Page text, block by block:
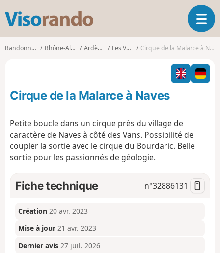
s
o
o
O
u
v
i
r
l
i
o
Randonnées Rhône-Alpes Ardèche Les Vans Cirque de la Malarce à Naves
Cirque de la Malarce à Naves
Petite boucle dans un cirque près du village de
caractère de Naves à côté des Vans. Possibilité de
coupler la sortie avec le cirque du Bourdaric. Belle
sortie pour les passionnés de géologie.
Fiche technique n°32886131
Création 20 avr. 2023
Mise à jour 21 avr. 2023
Dernier avis 27 juil. 2026